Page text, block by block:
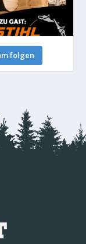
folgen